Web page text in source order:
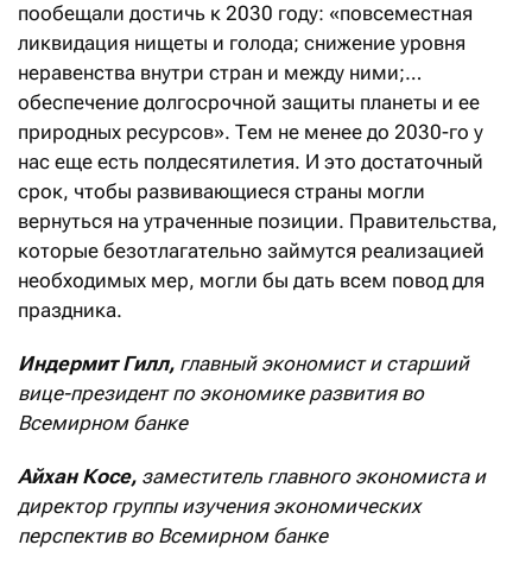
пообещали достичь к 2030 году: «повсеместная
ликвидация нищеты и голода; снижение уровня
неравенства внутри стран и между ними;…
обеспечение долгосрочной защиты планеты и ее
природных ресурсов». Тем не менее до 2030-го у
нас еще есть полдесятилетия. И это достаточный
срок, чтобы развивающиеся страны могли
вернуться на утраченные позиции. Правительства,
которые безотлагательно займутся реализацией
необходимых мер, могли бы дать всем повод для
праздника.
Индермит Гилл, главный экономист и старший
вице-президент по экономике развития во
Всемирном банке
Айхан Косе, заместитель главного экономиста и
директор группы изучения экономических
перспектив во Всемирном банке